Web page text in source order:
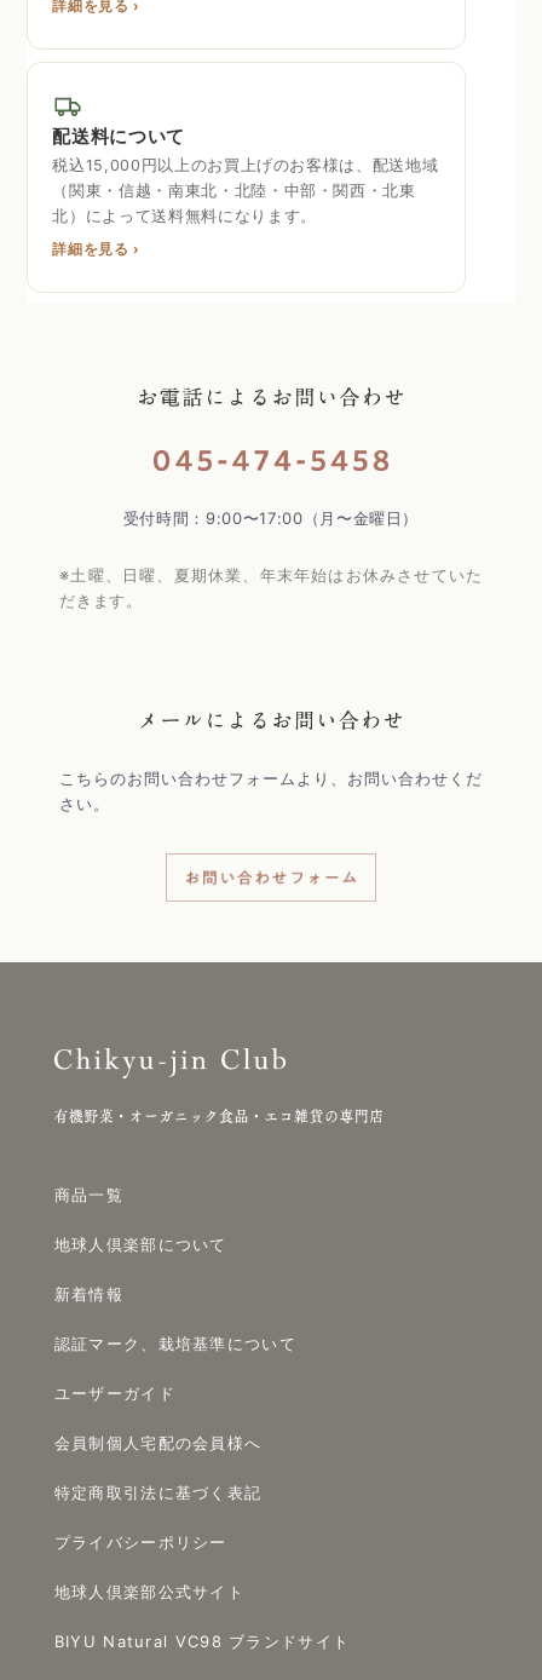
詳細を見る ›
配送料について
税込15,000円以上のお買上げのお客様は、配送地域
（関東・信越・南東北・北陸・中部・関西・北東
北）によって送料無料になります。
詳細を見る ›
受付時間：9:00〜17:00（月〜金曜日）
※土曜、日曜、夏期休業、年末年始はお休みさせていた
だきます。
こちらのお問い合わせフォームより、お問い合わせくだ
さい。
商品一覧
地球人倶楽部について
新着情報
認証マーク、栽培基準について
ユーザーガイド
会員制個人宅配の会員様へ
特定商取引法に基づく表記
プライバシーポリシー
地球人倶楽部公式サイト
BIYU Natural VC98 ブランドサイト